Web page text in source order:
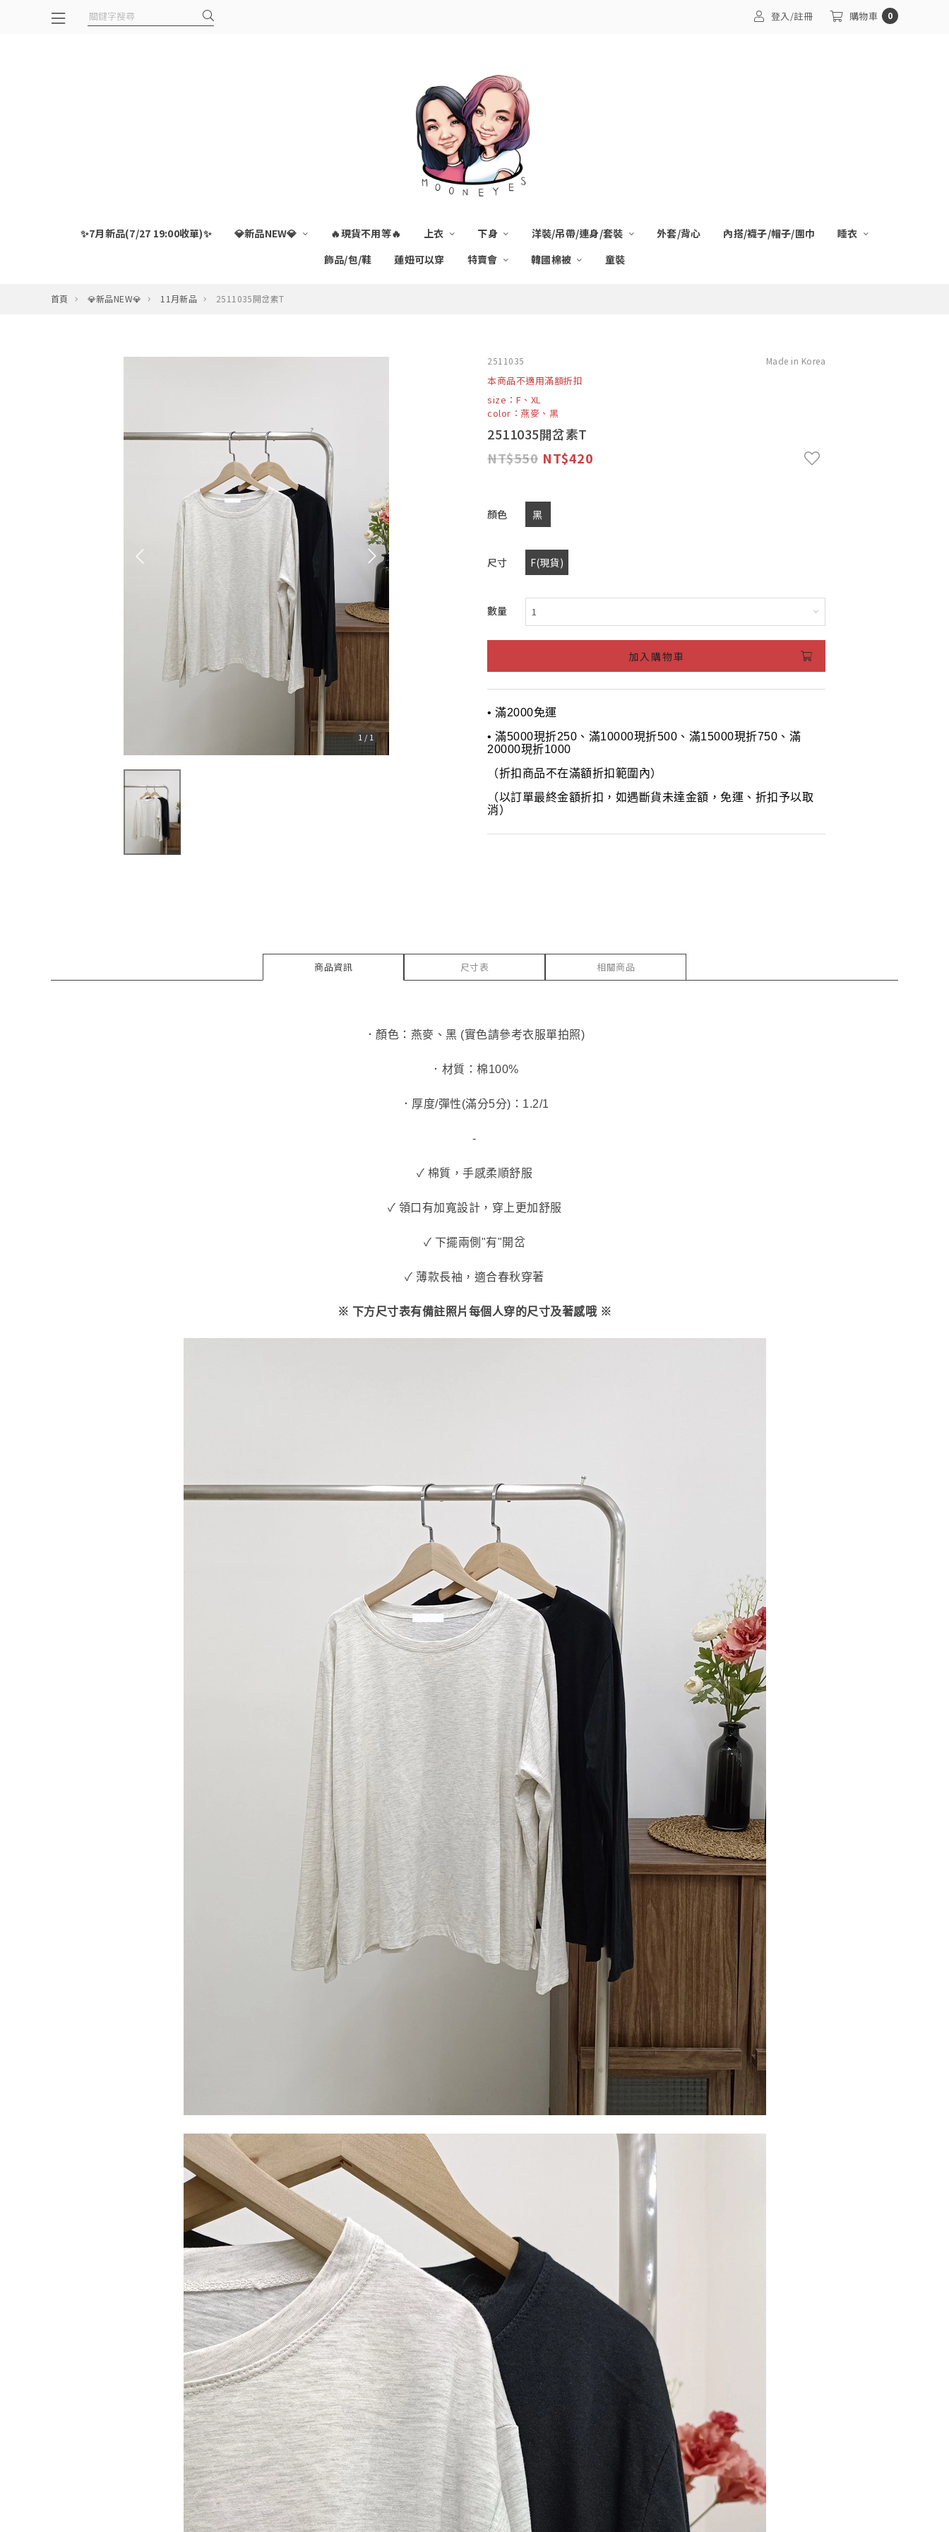
登入/註冊 購物車 0
✨7月新品(7/27 19:00收單)✨ 💎新品NEW💎 🔥現貨不用等🔥 上衣 下身 洋裝/吊帶/連身/套裝 外套/背心 內搭/襪子/帽子/圍巾
睡衣
飾品/包/鞋
蓮妞可以穿 特賣會 韓國棉被 童裝
首頁 💎新品NEW💎 11月新品 2511035開岔素T
1 / 1
2511035 Made in Korea
本商品不適用滿額折扣
size：F、XL
color：燕麥、黑
2511035開岔素T
550
420
顏色 黑
尺寸 F(現貨)
數量
加入購物車
• 滿2000免運
• 滿5000現折250、滿10000現折500、滿15000現折750、滿
20000現折1000
（折扣商品不在滿額折扣範圍內）
（以訂單最終金額折扣，如遇斷貨未達金額，免運、折扣予以取
消）
商品資訊 尺寸表 相關商品
．顏色：燕麥、黑 (實色請參考衣服單拍照)
．材質：棉100%
．厚度/彈性(滿分5分)：1.2/1
-
✓ 棉質，手感柔順舒服
✓ 領口有加寬設計，穿上更加舒服
✓ 下擺兩側"有"開岔
✓ 薄款長袖，適合春秋穿著
※ 下方尺寸表有備註照片每個人穿的尺寸及著感哦 ※